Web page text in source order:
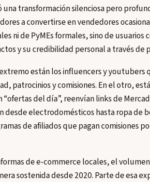
transformación silenciosa pero
a convertirse en vendedores
ni de PyMEs formales, sino de usuarios
y su credibilidad personal a través de
están los influencers y
patrocinios y comisiones. En el otro,
del día”, reenvían links de
desde electrodomésticos hasta ropa de
de afiliados que pagan comisiones
de e-commerce locales, el
sostenida desde 2020. Parte de esa